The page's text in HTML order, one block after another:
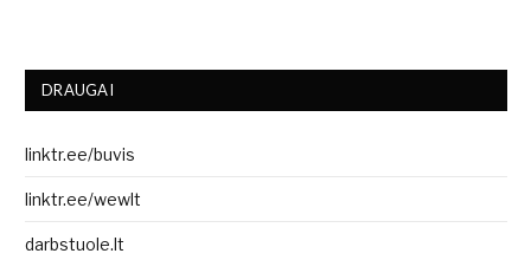
DRAUGAI
linktr.ee/buvis
linktr.ee/wewlt
darbstuole.lt